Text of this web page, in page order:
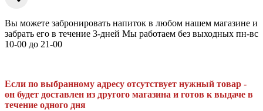
Вы можете забронировать напиток в любом нашем магазине и
забрать его в течение 3-дней Мы работаем без выходных пн-вс
10-00 до 21-00
Если по выбранному адресу отсутствует нужный товар -
он будет доставлен из другого магазина и готов к выдаче в
течение одного дня